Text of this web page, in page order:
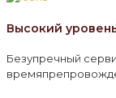
Высокий
Безупречный